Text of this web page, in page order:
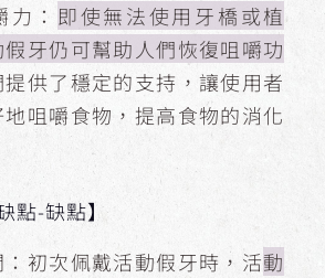
： 即使無法使用牙橋或植
牙仍可幫助人們恢復咀嚼功
提供了穩定的支持，讓使用者
咀嚼食物，提高食物的消化
點-缺點】
初次佩戴活動假牙時，活動